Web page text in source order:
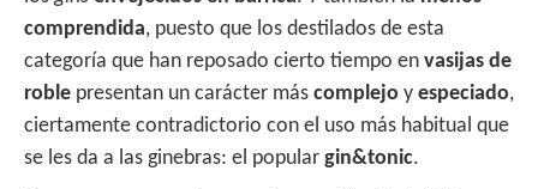
A
p
p
o
o
k
ar
ti
r
comprendida, puesto que los destilados de esta
categoría que han reposado cierto tiempo en vasijas de
roble presentan un carácter más complejo y especiado,
ciertamente contradictorio con el uso más habitual que
se les da a las ginebras: el popular gin&tonic.